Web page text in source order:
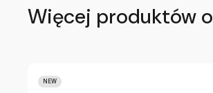
Więcej produktów
NEW